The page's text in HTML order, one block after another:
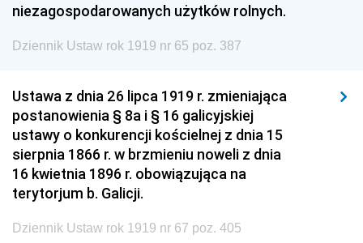
niezagospodarowanych użytków rolnych.
Dziennik Ustaw rok 1919 nr 65 poz. 387
Ustawa z dnia 26 lipca 1919 r. zmieniająca
postanowienia § 8a i § 16 galicyjskiej
ustawy o konkurencji kościelnej z dnia 15
sierpnia 1866 r. w brzmieniu noweli z dnia
16 kwietnia 1896 r. obowiązująca na
terytorjum b. Galicji.
Dziennik Ustaw rok 1919 nr 67 poz. 405